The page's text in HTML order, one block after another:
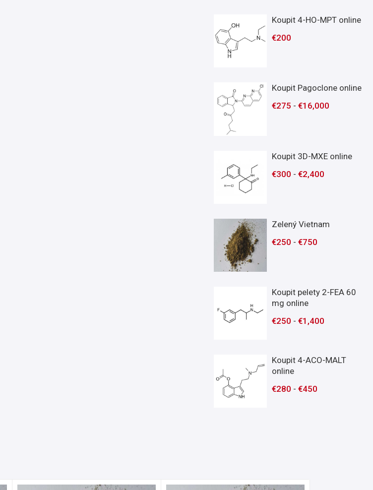
Koupit 4-HO-MPT online
€200
Koupit Pagoclone online
€275 -€16,000
Koupit 3D-MXE online
€300 -€2,400
Zelený Vietnam
€250 -€750
Koupit pelety 2-FEA 60
mg online
€250 -€1,400
Koupit 4-ACO-MALT
online
€280 -€450